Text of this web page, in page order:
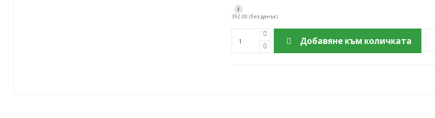
i
392.00 (без данък)
Добавяне към количката